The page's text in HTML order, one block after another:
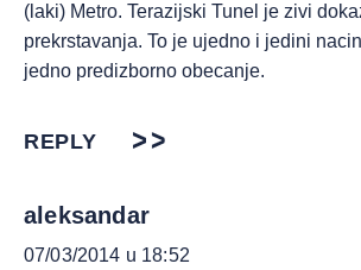
(laki) Metro. Terazijski Tunel je zivi
prekrstavanja. To je ujedno i jedini
jedno predizborno obecanje.
REPLY
aleksandar
07/03/2014 u 18:52